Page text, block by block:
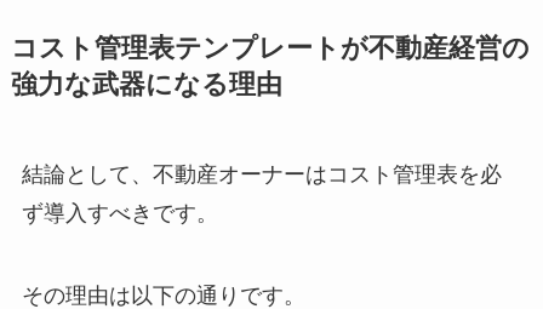
コスト管理表テンプレートが不動産経営の
強力な武器になる理由
結論として、不動産オーナーはコスト管理表を必
ず導入すべきです。
その理由は以下の通りです。